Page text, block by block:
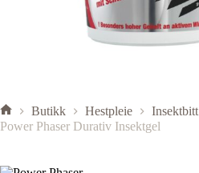
Butikk Hestpleie
Insektbitt
Power Phaser Durativ Insektgel